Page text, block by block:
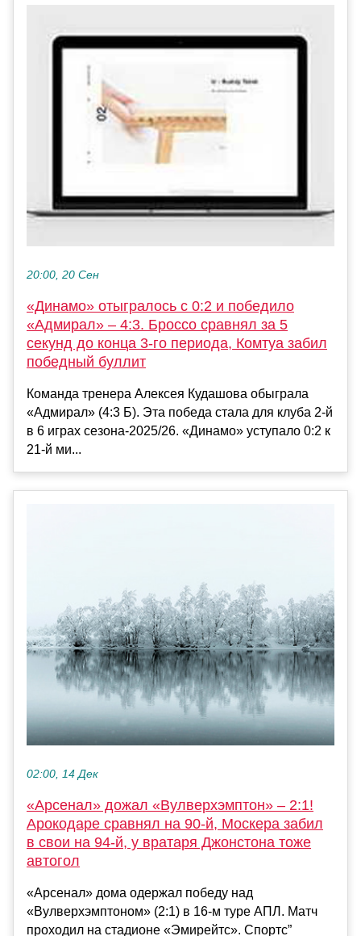
20:00, 20 Сен
«Динамо» отыгралось с 0:2 и победило
«Адмирал» – 4:3. Броссо сравнял за 5
секунд до конца 3-го периода, Комтуа забил
победный буллит
Команда тренера Алексея Кудашова обыграла
«Адмирал» (4:3 Б). Эта победа стала для клуба 2-й
в 6 играх сезона-2025/26. «Динамо» уступало 0:2 к
21-й ми...
02:00, 14 Дек
«Арсенал» дожал «Вулверхэмптон» – 2:1!
Арокодаре сравнял на 90-й, Москера забил
в свои на 94-й, у вратаря Джонстона тоже
автогол
«Арсенал» дома одержал победу над
«Вулверхэмптоном» (2:1) в 16-м туре АПЛ. Матч
проходил на стадионе «Эмирейтс». Спортс”